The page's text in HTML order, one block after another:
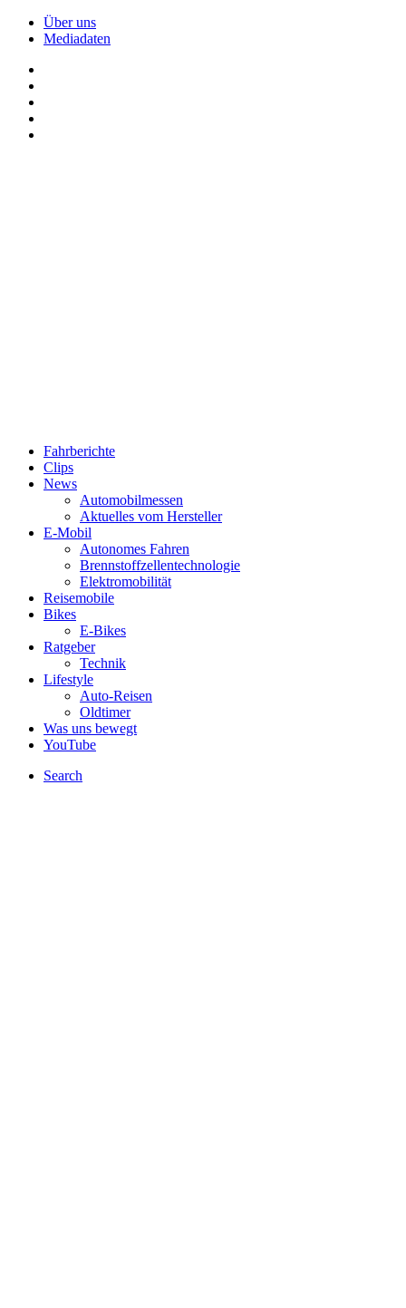
Über uns
Mediadaten
Fahrberichte
Clips
News
Automobilmessen
Aktuelles vom Hersteller
E-Mobil
Autonomes Fahren
Brennstoffzellentechnologie
Elektromobilität
Reisemobile
Bikes
E-Bikes
Ratgeber
Technik
Lifestyle
Auto-Reisen
Oldtimer
Was uns bewegt
YouTube
Search